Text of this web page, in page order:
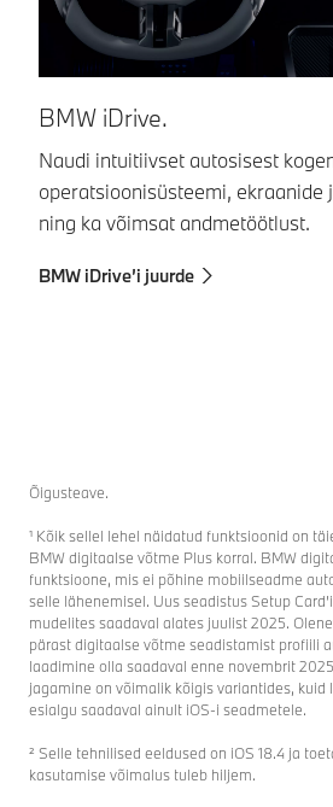
BMW iDrive.
Naudi intuitiivset autosisest
operatsioonisüsteemi, ekraanide
ning ka võimsat andmetöötlust.
BMW iDrive’i juurde
Õigusteave.
¹ Kõik sellel lehel näidatud funktsioonid on
BMW digitaalse võtme Plus korral. BMW
funktsioone, mis ei põhine mobiilseadme
selle lähenemisel. Uus seadistus Setup
mudelites saadaval alates juulist 2025.
pärast digitaalse võtme seadistamist profiili
laadimine olla saadaval enne novembrit
jagamine on võimalik kõigis variantides,
esialgu saadaval ainult iOS-i seadmetele.
² Selle tehnilised eeldused on iOS 18.4 ja
kasutamise võimalus tuleb hiljem.